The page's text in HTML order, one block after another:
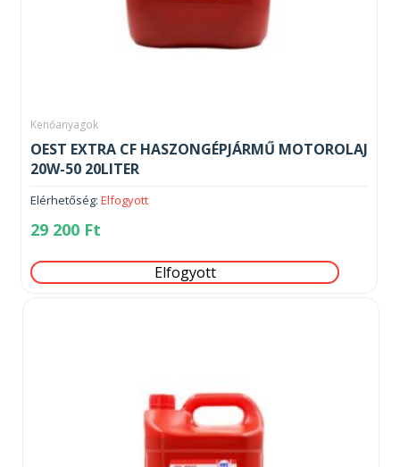
Kenőanyagok
OEST EXTRA CF HASZONGÉPJÁRMŰ MOTOROLAJ
20W-50 20LITER
Elérhetőség: Elfogyott
29 200 Ft
Elfogyott